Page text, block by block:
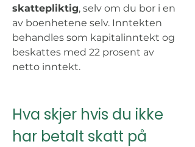
skattepliktig, selv om du bor i en
av boenhetene selv. Inntekten
behandles som kapitalinntekt og
beskattes med 22 prosent av
netto inntekt.
Hva skjer hvis du ikke
har betalt skatt på